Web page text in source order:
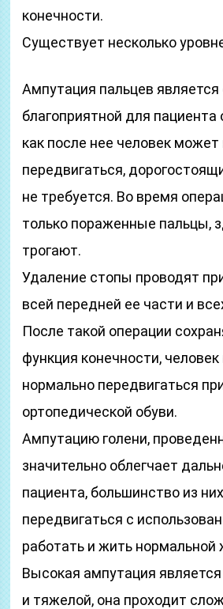
конечности.
Существует несколько
Ампутация пальцев
благоприятной для пациента
как после нее человек
передвигаться,
не требуется. Во время
только пораженные пальцы,
трогают.
Удаление стопы проводят
всей передней ее части и
После такой операции
функция конечности,
нормально передвигаться
ортопедической обуви.
Ампутацию голени,
значительно облегчает
пациента, большинство из
передвигаться с
работать и жить нормальной
Высокая ампутация
и тяжелой, она проходит